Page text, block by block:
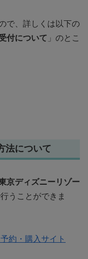
で、詳しくは以下の
付について 」のとこ
法について
京ディズニーリゾー
行うことができま
約・購入サイト